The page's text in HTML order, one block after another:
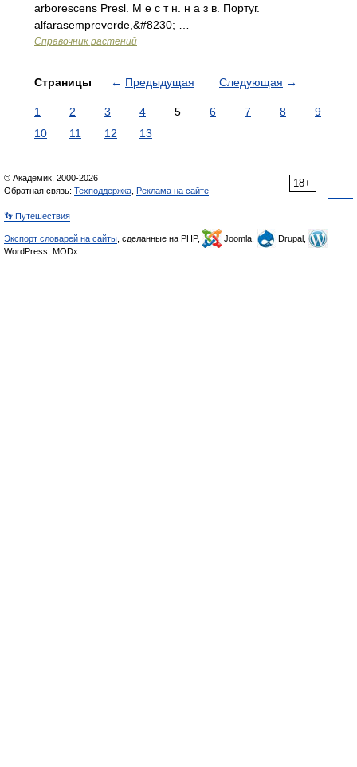
arborescens Presl. М е с т н. н а з в. Португ.
alfarasempreverde,&#8230; …
Справочник растений
Страницы ← Предыдущая Следующая →
1 2 3 4 5 6 7 8
9
10
11 12 13
18+
© Академик, 2000-2026
Обратная связь: Техподдержка Реклама на сайте
👣 Путешествия
Экспорт словарей на сайты , сделанные на PHP, Joomla,
Drupal,
WordPress, MODx.